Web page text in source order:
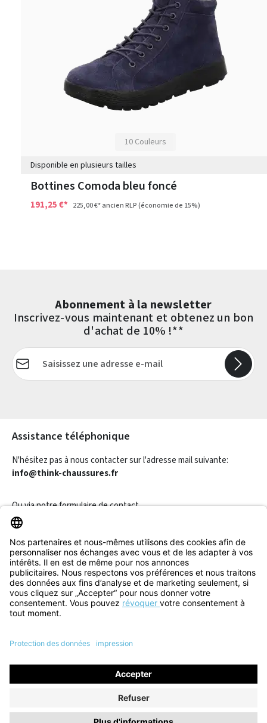
10 Couleurs
Disponible en plusieurs tailles
Bottines Comoda bleu foncé
191,25 €* 225,00 €*ancien RLP(économie de 15%)
Abonnement à la newsletter
Inscrivez-vous maintenant et obtenez un bon
d'achat de 10% !**
Adresse e-mail*
Assistance téléphonique
N'hésitez pas à nous contacter sur l'adresse mail suivante:
info@think-chaussures.fr
Ou via notreformulaire de contact.
Révoquer un contrat
Informations
Aide & Contact
Tous les prix incluent la TVA plus les
éventuels frais de livraison, sauf indication contraire.